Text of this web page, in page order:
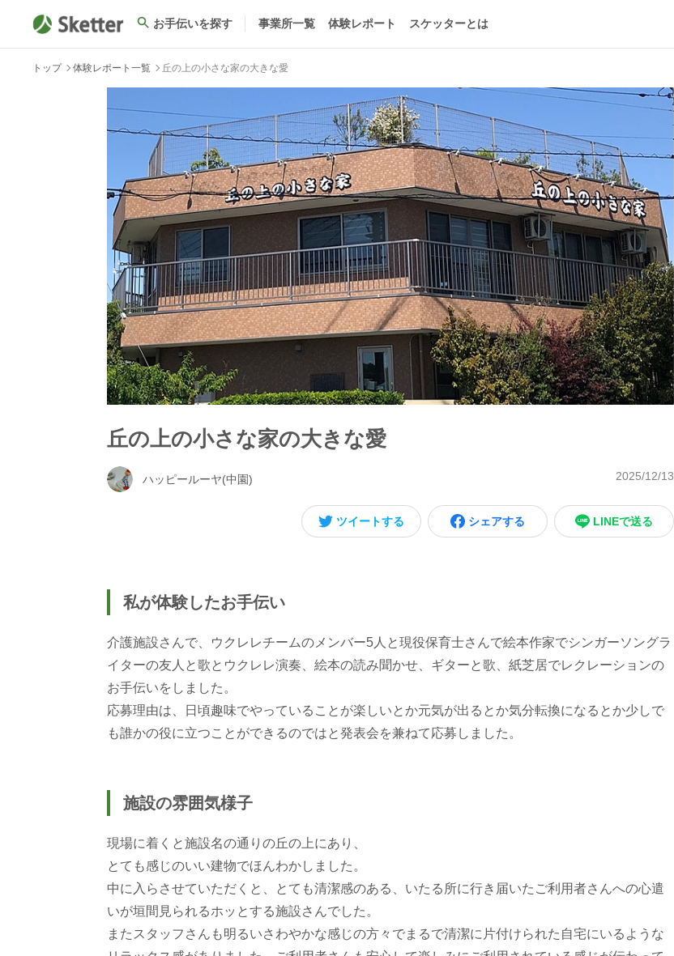
お手伝いを探す 事業所一覧 体験レポート スケッターとは
トップ 体験レポート一覧 丘の上の小さな家の大きな愛
丘の上の小さな家の大きな愛
ハッピールーヤ(中園) 2025/12/13
ツイートする シェアする LINEで送る
私が体験したお手伝い
介護施設さんで、ウクレレチームのメンバー5人と現役保育士さんで絵本作家でシンガーソングラ
イターの友人と歌とウクレレ演奏、絵本の読み聞かせ、ギターと歌、紙芝居でレクレーションの
お手伝いをしました。
応募理由は、日頃趣味でやっていることが楽しいとか元気が出るとか気分転換になるとか少しで
も誰かの役に立つことができるのではと発表会を兼ねて応募しました。
施設の雰囲気様子
現場に着くと施設名の通りの丘の上にあり、
とても感じのいい建物でほんわかしました。
中に入らさせていただくと、とても清潔感のある、いたる所に行き届いたご利用者さんへの心遣
いが垣間見られるホッとする施設さんでした。
またスタッフさんも明るいさわやかな感じの方々でまるで清潔に片付けられた自宅にいるような